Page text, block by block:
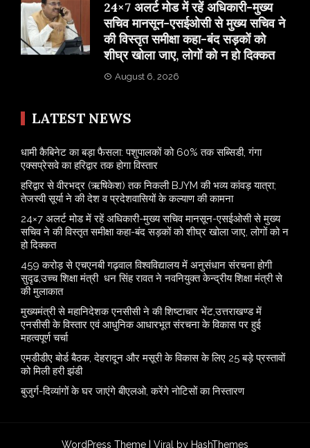
24×7 अलर्ट मोड में रहें अधिकारी-मुख्य
सचिव मानसून-एसईओसी से मुख्य सचिव ने
की विस्तृत समीक्षा कहा-बंद सड़कों को
शीघ्र खोला जाए, लोगों को न हो दिक्कत
August 6, 2026
LATEST NEWS
​धामी कैबिनेट का बड़ा फैसला: पशुपालकों को 60% तक सब्सिडी, गंगा
एक्सप्रेसवे का हरिद्वार तक होगा विस्तार
​हरिद्वार से वीरभद्र (ऋषिकेश) तक निकली BJYM की भव्य कांवड़ यात्रा;
तेजस्वी सूर्या ने की देश व प्रदेशवासियों के कल्याण की कामना
24×7 अलर्ट मोड में रहें अधिकारी-मुख्य सचिव मानसून-एसईओसी से मुख्य
सचिव ने की विस्तृत समीक्षा कहा-बंद सड़कों को शीघ्र खोला जाए, लोगों को न
हो दिक्कत
459 करोड़ से एचएनबी गढ़वाल विश्वविद्यालय में अनुसंधान संरचना होगी
सुदृढ,उच्च शिक्षा मंत्री धन सिंह रावत ने नवनियुक्त केन्द्रीय शिक्षा मंत्री से
की मुलाकात
मुख्यमंत्री से महानिदेशक एनसीसी ने की शिष्टाचार भेंट,उत्तराखण्ड में
एनसीसी के विस्तार एवं आधुनिक आधारभूत संरचना के विकास पर हुई
महत्वपूर्ण चर्चा
एमडीडीए बोर्ड बैठक, देहरादून और मसूरी के विकास के लिए 25 बड़े प्रस्तावों
को मिली हरी झंडी
बुजुर्ग-दिव्यांगों के घर जाएंगे बीएलओ, करेंगे नोटिसों का निस्तारण
WordPress Theme | Viral by HashThemes